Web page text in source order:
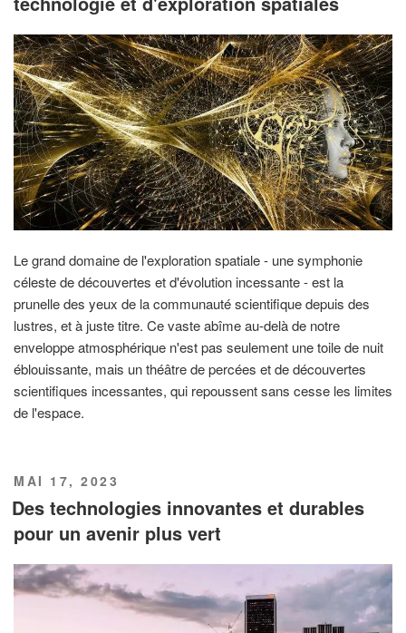
Le grand domaine de l'exploration spatiale - une symphonie
céleste de découvertes et d'évolution incessante - est la
prunelle des yeux de la communauté scientifique depuis des
lustres, et à juste titre. Ce vaste abîme au-delà de notre
enveloppe atmosphérique n'est pas seulement une toile de nuit
éblouissante, mais un théâtre de percées et de découvertes
scientifiques incessantes, qui repoussent sans cesse les limites
de l'espace.
PUBLIÉ
LE
MAI 17, 2023
Des technologies innovantes et durables
pour un avenir plus vert